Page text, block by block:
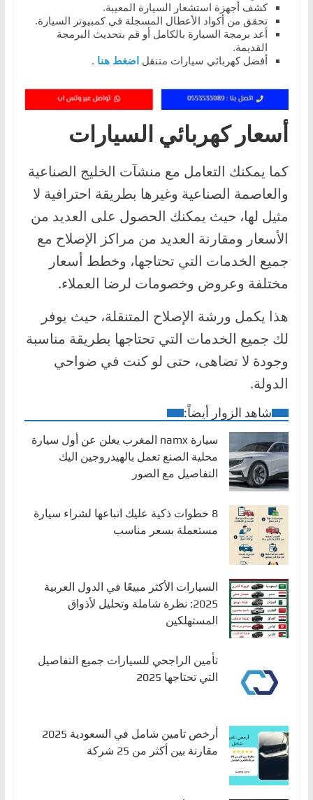
كشف أجهزة استشعار السيارة المعيبة.
تحقق من أكواد الأعطال المسجلة في كمبيوتر السيارة.
أعد برمجة السيارة بالكامل أو قم بتحديث البرمجة
القديمة.
أفضل كهربائي سيارات متنقل اضغط هنا .
أسعار كهربائي السيارات
كما يمكنك التعامل مع منشآت الخليج الصناعية
والعاصمة الصناعية وغيرها بطريقة احترافية لا
مثيل لها، حيث يمكنك الحصول على العديد من
الأسعار ومقارنة العديد من مراكز الإصلاح مع
جميع الخدمات التي تحتاجها، وخطط أسعار
مختلفة وعروض وخصومات لرضا العملاء.
هذا يكمل ورشة الإصلاح المتنقلة، حيث يوفر
لك جميع الخدمات التي تحتاجها بطريقة مناسبة
وجودة لا تضاهى، حتى لو كنت في ضواحي
الدولة.
شاهد الزوار أيضاً:
سيارة namx المغرب يعلن عن أول سيارة
محلية الصنع تعمل بالهيدروجين اليك
التفاصيل مع الصور
8 خطوات ذكية عليك اتباعها لشراء سيارة
مستعملة بسعر مناسب
السيارات الأكثر مبيعًا في الدول العربية
2025: نظرة شاملة وتحليل لأذواق
المستهلكين
تأمين الراجحي للسيارات جميع التفاصيل
التي تحتاجها 2025
أرخص تامين شامل في السعودية 2025
مقارنة بين أكثر من 25 شركة